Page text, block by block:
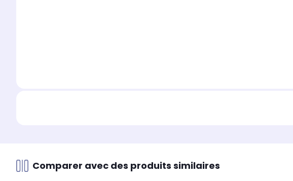
Comparer avec des produits similaires